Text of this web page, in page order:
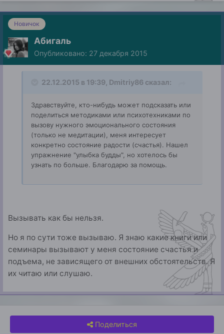
Новичок
Абигаль
Опубликовано: 27 декабря 2015
22.12.2015 в 19:39, Dmitriy86 сказал:
Здравствуйте, кто-нибудь может подсказать или
поделиться методиками или психотехниками по
вызову нужного эмоционального состояния
(только не медитации), меня интересует
конкретно состояние радости (счастья). Нашел
упражнение "улыбка будды", но хотелось бы
узнать по больше. Благодарю за помощь.
Вызывать как бы нельзя.
Но я по сути тоже вызываю. Я знаю какие книги или
семинары вызывают у меня состояние счастья и
подъема, не зависящего от внешних обстоятельств. Я
их читаю или слушаю.
Поделиться